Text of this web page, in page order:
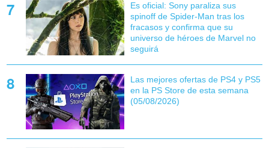
Es oficial: Sony paraliza sus
spinoff de Spider-Man tras los
fracasos y confirma que su
universo de héroes de Marvel no
seguirá
Las mejores ofertas de PS4 y PS5
en la PS Store de esta semana
(05/08/2026)